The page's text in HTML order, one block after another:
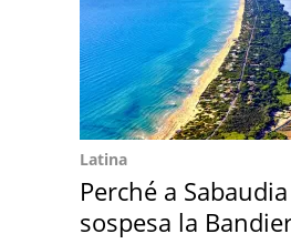
Latina
Perché a
sospesa la